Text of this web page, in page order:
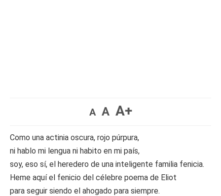
A A A+
Como una actinia oscura, rojo púrpura,
ni hablo mi lengua ni habito en mi país,
soy, eso sí, el heredero de una inteligente familia fenicia.
Heme aquí el fenicio del célebre poema de Eliot
para seguir siendo el ahogado para siempre.